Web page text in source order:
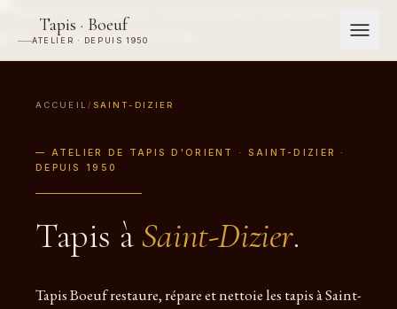
Tapis · Boeuf
ATELIER · DEPUIS 1950
ACCUEIL / SAINT-DIZIER
— ATELIER DE TAPIS D'ORIENT · SAINT-DIZIER ·
DEPUIS 1950
Tapis à Saint-Dizier.
Tapis Boeuf restaure, répare et nettoie les tapis à Saint-